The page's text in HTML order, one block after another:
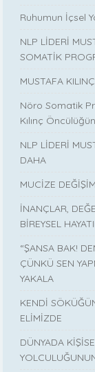
Ruhumun İçsel
NLP LİDERİ
SOMATİK
MUSTAFA
Nöro Somatik
Kılınç
NLP LİDERİ
DAHA
MUCİZE
İNANÇLAR,
BİREYSEL
“ŞANSA BAK!
ÇÜNKÜ SEN
YAKALA
KENDİ
ELİMİZDE
DÜNYADA